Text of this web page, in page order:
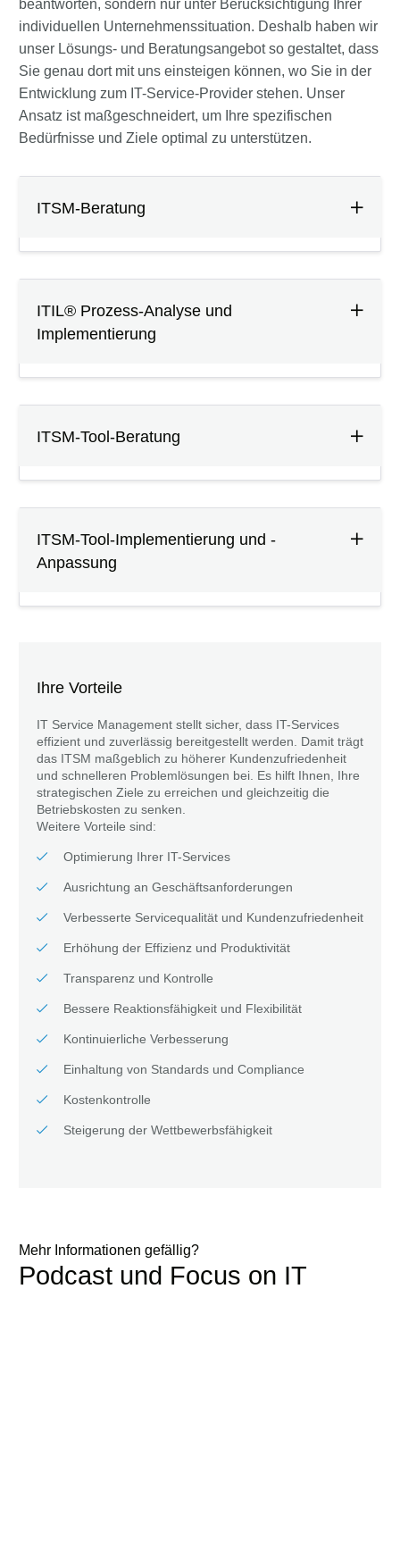
beantworten, sondern nur unter Berücksichtigung Ihrer
individuellen Unternehmenssituation. Deshalb haben wir
unser Lösungs- und Beratungsangebot so gestaltet, dass
Sie genau dort mit uns einsteigen können, wo Sie in der
Entwicklung zum IT-Service-Provider stehen. Unser
Ansatz ist maßgeschneidert, um Ihre spezifischen
Bedürfnisse und Ziele optimal zu unterstützen.
ITSM-Beratung
ITIL® Prozess-Analyse und
Implementierung
ITSM-Tool-Beratung
ITSM-Tool-Implementierung und -
Anpassung
Ihre Vorteile
IT Service Management stellt sicher, dass IT-Services
effizient und zuverlässig bereitgestellt werden. Damit trägt
das ITSM maßgeblich zu höherer Kundenzufriedenheit
und schnelleren Problemlösungen bei. Es hilft Ihnen, Ihre
strategischen Ziele zu erreichen und gleichzeitig die
Betriebskosten zu senken.
Weitere Vorteile sind:
Optimierung Ihrer IT-Services
Ausrichtung an Geschäftsanforderungen
Verbesserte Servicequalität und Kundenzufriedenheit
Erhöhung der Effizienz und Produktivität
Transparenz und Kontrolle
Bessere Reaktionsfähigkeit und Flexibilität
Kontinuierliche Verbesserung
Einhaltung von Standards und Compliance
Kostenkontrolle
Steigerung der Wettbewerbsfähigkeit
Mehr Informationen gefällig?
Podcast und Focus on IT